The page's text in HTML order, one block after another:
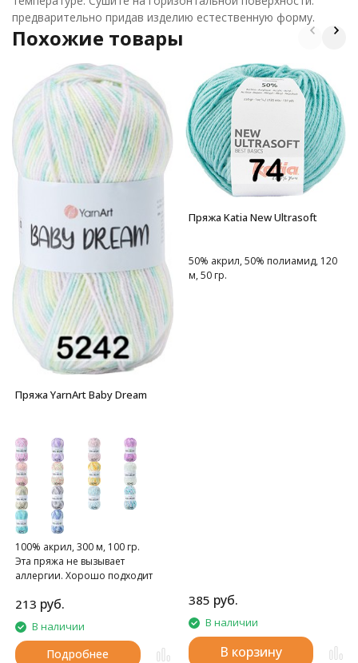
предварительно придав изделию естественную форму.
Похожие товары
Пряжа YarnArt Baby Dream
100% акрил, 300 м, 100 гр.
Эта пряжа не вызывает
аллергии. Хорошо подходит
213 руб.
В наличии
Подробнее
Пряжа Katia New Ultrasoft
50% акрил, 50% полиамид, 120
м, 50 гр.
385 руб.
В наличии
В корзину